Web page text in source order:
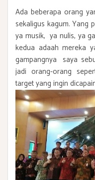
Ada beberapa orang
sekaligus kagum. Yang
ya musik, ya nulis, ya
kedua adaah mereka
gampangnya saya
jadi orang-orang
target yang ingin